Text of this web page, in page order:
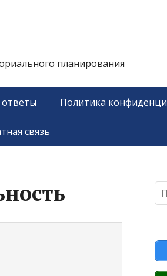
планирования
Политика
связь